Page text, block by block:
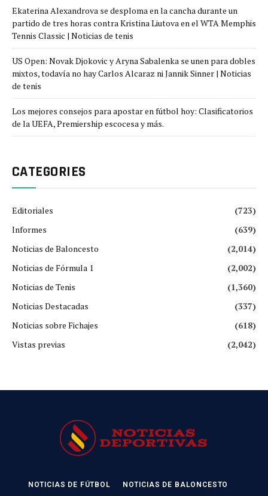
Ekaterina Alexandrova se desploma en la cancha durante un
partido de tres horas contra Kristina Liutova en el WTA Memphis
Tennis Classic | Noticias de tenis
US Open: Novak Djokovic y Aryna Sabalenka se unen para dobles
mixtos, todavía no hay Carlos Alcaraz ni Jannik Sinner | Noticias
de tenis
Los mejores consejos para apostar en fútbol hoy: Clasificatorios
de la UEFA, Premiership escocesa y más.
CATEGORIES
Editoriales
(723)
Informes
(639)
Noticias de Baloncesto
(2,014)
Noticias de Fórmula 1
(2,002)
Noticias de Tenis
(1,360)
Noticias Destacadas
(337)
Noticias sobre Fichajes
(618)
Vistas previas
(2,042)
NOTICIAS DE FÚTBOL NOTICIAS DE BALONCESTO